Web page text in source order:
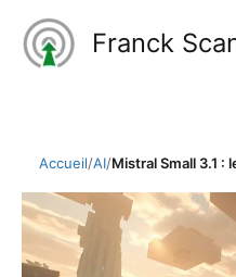
contenu
Franck
Accueil/AI/Mistral Small 3.1 :